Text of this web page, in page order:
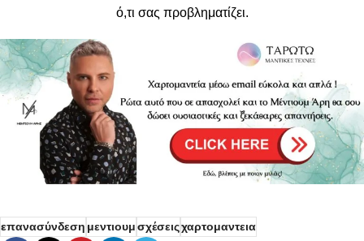
ό,τι σας προβληματίζει.
επανασύνδεσημεντιουμσχέσειςχαρτομαντεια